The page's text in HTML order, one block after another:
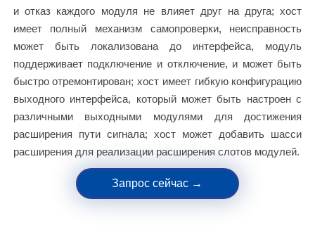
и отказ каждого модуля не влияет друг на друга; хост
имеет полный механизм самопроверки, неисправность
может быть локализована до интерфейса, модуль
поддерживает подключение и отключение, и может быть
быстро отремонтирован; хост имеет гибкую конфигурацию
выходного интерфейса, который может быть настроен с
различными выходными модулями для достижения
расширения пути сигнала; хост может добавить шасси
расширения для реализации расширения слотов модулей.
Запрос сейчас →